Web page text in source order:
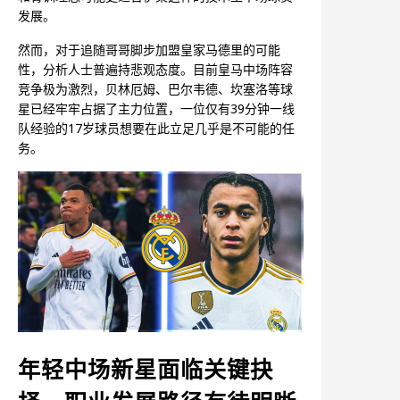
发展。
然而，对于追随哥哥脚步加盟皇家马德里的可能
性，分析人士普遍持悲观态度。目前皇马中场阵容
竞争极为激烈，贝林厄姆、巴尔韦德、坎塞洛等球
星已经牢牢占据了主力位置，一位仅有39分钟一线
队经验的17岁球员想要在此立足几乎是不可能的任
务。
年轻中场新星面临关键抉